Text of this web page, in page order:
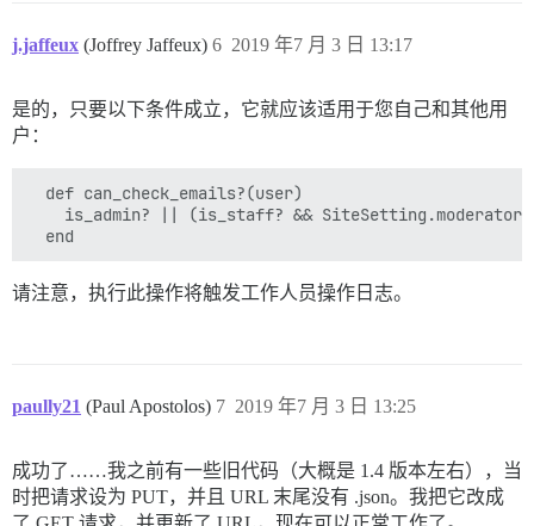
j.jaffeux (Joffrey Jaffeux) 2019 年7 月 3 日 13:17
6
是的，只要以下条件成立，它就应该适用于您自己和其他用
户：
  def can_check_emails?(user)
is_admin? || (is_staff? &&
请注意，执行此操作将触发工作人员操作日志。
paully21 (Paul Apostolos) 2019 年7 月 3 日 13:25
7
成功了……我之前有一些旧代码（大概是 1.4 版本左右），当
时把请求设为 PUT，并且 URL 末尾没有 .json。我把它改成